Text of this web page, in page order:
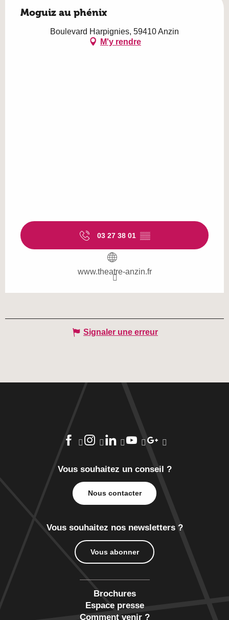
Moguiz au phénix
Boulevard Harpignies, 59410 Anzin
M'y rendre
03 27 38 01 ▒▒
www.theatre-anzin.fr
Signaler une erreur
Vous souhaitez un conseil ?
Nous contacter
Vous souhaitez nos newsletters ?
Vous abonner
Brochures
Espace presse
Comment venir ?